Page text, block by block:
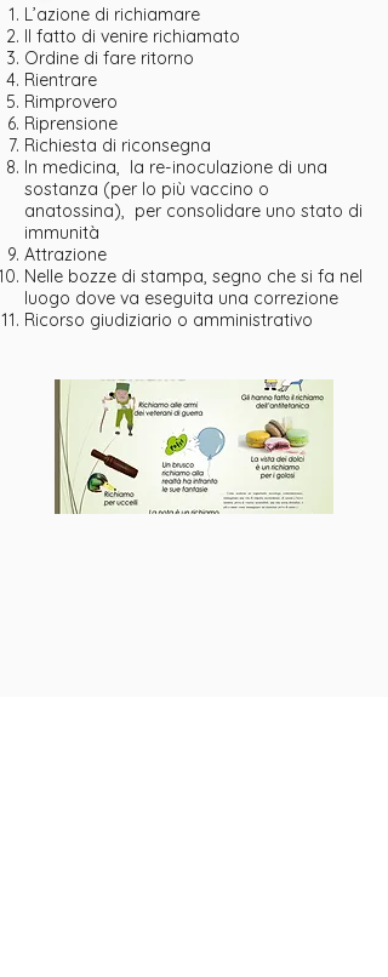
L’azione di richiamare
Il fatto di venire richiamato
Ordine di fare ritorno
Rientrare
Rimprovero
Riprensione
Richiesta di riconsegna
In medicina, la re-inoculazione di una
sostanza (per lo più vaccino o
anatossina), per consolidare uno stato di
immunità
Attrazione
Nelle bozze di stampa, segno che si fa nel
luogo dove va eseguita una correzione
Ricorso giudiziario o amministrativo